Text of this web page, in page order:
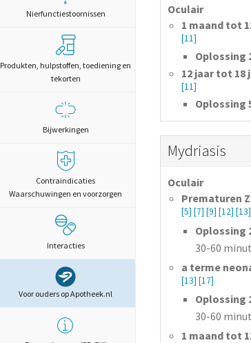
Nierfunctiestoornissen
Produkten, hulpstoffen, toediening en
tekorten
Bijwerkingen
Contraindicaties
Waarschuwingen en voorzorgen
Interacties
Voor ouders op Apotheek.nl
Oculair
1 maand tot
[11]
Oplossing
12 jaar tot 18
[11]
Oplossing
Mydriasis
Oculair
Prematuren
[5] [7] [9] [12] [13]
Oplossing
30-60
a terme
[13] [17]
Oplossing
30-60
1 maand tot